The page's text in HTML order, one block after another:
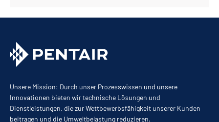
Unsere Mission: Durch unser Prozesswissen und unsere
Innovationen bieten wir technische Lösungen und
Dienstleistungen, die zur Wettbewerbsfähigkeit unserer Kunden
beitragen und die Umweltbelastung reduzieren.